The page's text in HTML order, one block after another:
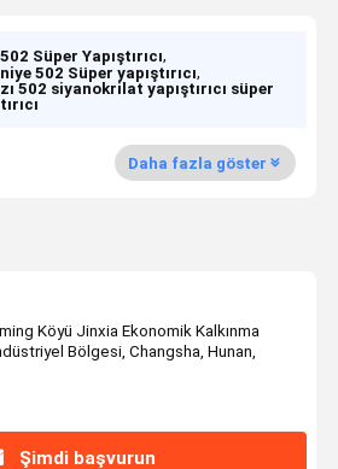
Süper Yapıştırıcı,
502 Süper yapıştırıcı,
502 siyanokrilat yapıştırıcı süper
Daha fazla göster
Köyü Jinxia Ekonomik Kalkınma
Bölgesi, Changsha, Hunan,
Şimdi başvurun